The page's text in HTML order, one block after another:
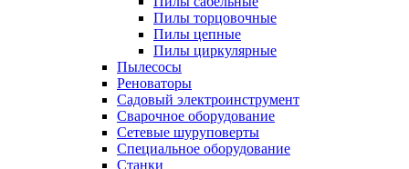
Пилы торцовочные
Пилы цепные
Пилы циркулярные
Пылесосы
Реноваторы
Садовый электроинструмент
Сварочное оборудование
Сетевые шуруповерты
Специальное оборудование
Станки